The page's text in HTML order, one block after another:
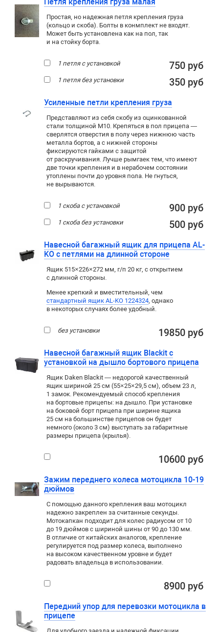
Простая, но надежная петля крепления груза
(кольцо и скоба). Болты в конмплект не входят.
Может быть установлена как на пол, так
и на стойку борта.
1 петля с установкой 750 руб
1 петля без установки 350 руб
Усиленные петли крепления груза
Представляют из себя скобу из оцинкованной
стали толщиной М10. Крепяться в пол прицепа —
сверлятся отверстия в полу через нижнюю часть
металла бортов, а с нижней стороны
фиксируются гайками с защитой
от раскручивания. Лучше рымгаек тем, что имеют
две точки крепления и в нерабочем состоянии
утоплены почти до уровня пола. Не гнуться,
не вырываются.
1 скоба с установкой 900 руб
1 скоба без установки 500 руб
Навесной багажный ящик для прицепа AL-
KO с петлями на длинной стороне
Ящик 515×226×272 мм, г/п 20 кг, с открытием
с длинной стороны.
Менее крепкий и вместительный, чем
стандартный ящик AL-KO 1224324, однако
в некоторых случаях более удобный.
без установки 19850 руб
Навесной багажный ящик Blackit с
установкой на дышло бортового прицепа
Ящик Daken Blackit — недорогой качественный
ящик шириной 25 см (55×25×29,5 см), объем 23 л,
1 замок. Рекомендуемый способ крепления
на бортовые прицепы: на дышло. При установке
на боковой борт прицепа при ширине ящика
25 см на большинстве прицепов он будет
немного (около 3 см) выступать за габаритные
размеры прицепа (крылья).
10600 руб
Зажим переднего колеса мотоцикла 10-19
дюймов
С помощью данного крепления ваш мотоцикл
надежно закреплен за считанные секунды.
Мотокапкан подходит для колес радиусом от 10
до 19 дюймов с шириной шины от 90 до 130 мм.
В отличие от китайских аналогов, крепление
регулируется под размер колеса, выполнено
на высоком качественном уровне и будет
радовать владельца в использовании.
8900 руб
Передний упор для перевозки мотоцикла в
прицепе